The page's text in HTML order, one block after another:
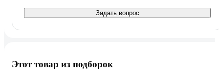
Задать вопрос
Этот товар из подборок